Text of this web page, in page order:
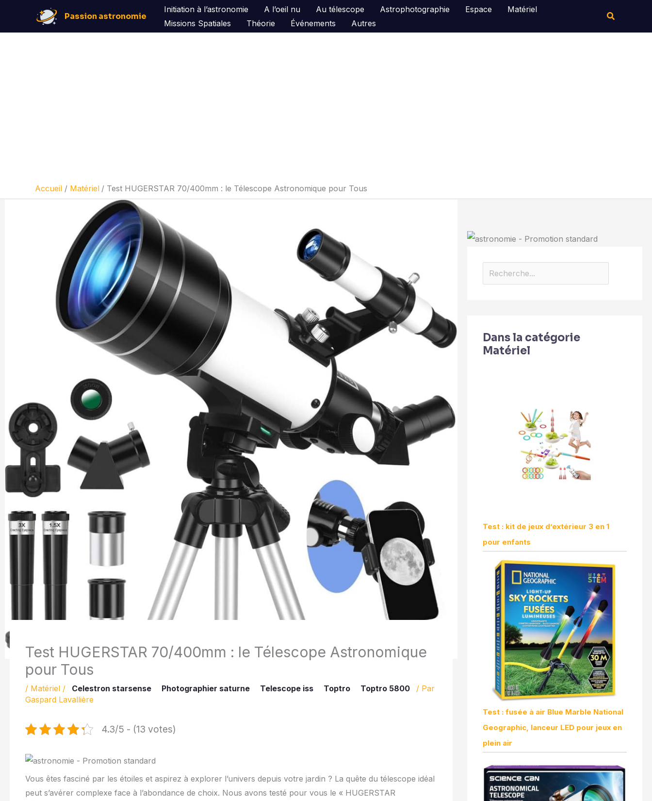
contenu
Passion astronomie
Initiation à l’astronomie A l’oeil nu Au télescope Astrophotographie Espace
Matériel
Missions Spatiales
Théorie Événements Autres
Rechercher
Accueil Matériel Test HUGERSTAR 70/400mm : le Télescope Astronomique pour Tous
Test HUGERSTAR 70/400mm : le Télescope Astronomique
pour Tous
/ Matériel / Celestron starsense Photographier saturne Telescope iss Toptro Toptro 5800
/ Par
Gaspard Lavallière
4.3/5 - (13 votes)
Vous êtes fasciné par les étoiles et aspirez à explorer l’univers depuis votre jardin ? La quête du télescope idéal
peut s’avérer complexe face à l’abondance de choix. Nous avons testé pour vous le « HUGERSTAR
Rechercher
Dans la catégorie
Matériel
Test : kit de jeux d’extérieur 3 en 1
pour enfants
Test : fusée à air Blue Marble National
Geographic, lanceur LED pour jeux en
plein air